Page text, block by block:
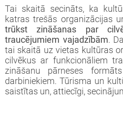
Tai skaitā secināts, ka
katras trešās organizācijas
trūkst zināšanas par
traucējumiem vajadzībām.
tai skaitā uz vietas kultūras
cilvēkus ar funkcionāliem
zināšanu pārneses
darbiniekiem. Tūrisma un
saistītas un, attiecīgi,